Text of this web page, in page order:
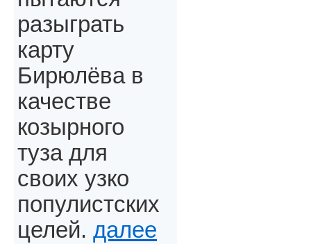
разыграть
карту
Бирюлёва в
качестве
козырного
туза для
своих узко
популистских
целей. далее